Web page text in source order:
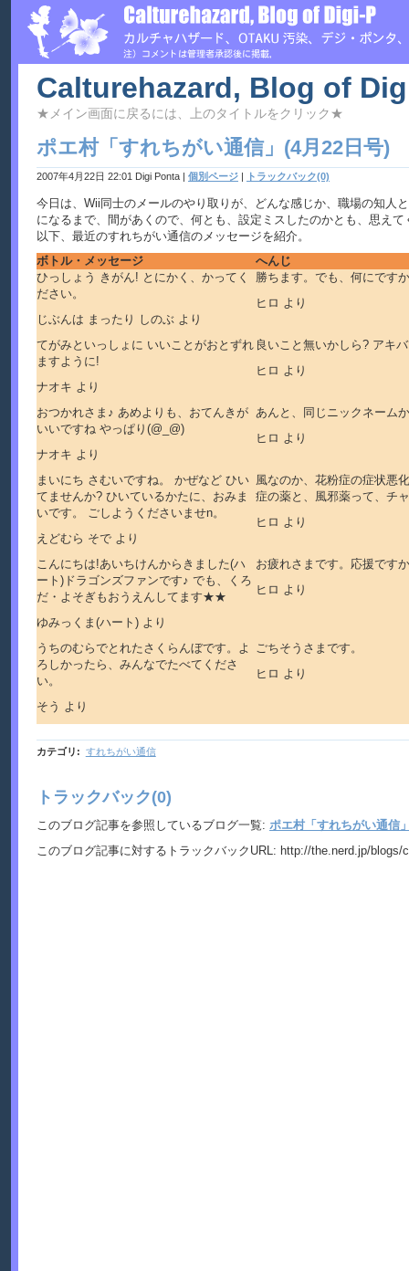
Calturehazard, Blog of
★メイン画面に戻るには、上のタイトルをクリック★
ポエ村「すれちがい通信」(4月22日号)
2007年4月22日 22:01 Digi Ponta | 個別ページ | トラックバック(0)
今日は、Wii同士のメールのやり取りが、どんな感じか、職場の知人
になるまで、間があくので、何とも、設定ミスしたのかとも、思えて
以下、最近のすれちがい通信のメッセージを紹介。
ボトル・メッセージ
へんじ
ひっしょう きがん! とにかく、かってく
ださい。
じぶんは まったり しのぶ より
勝ちます。でも、何にです
ヒロ より
てがみといっしょに いいことがおとずれ
ますように!
ナオキ より
良いこと無いかしら? アキ
ヒロ より
おつかれさま♪ あめよりも、おてんきが
いいですね やっぱり(@_@)
ナオキ より
あんと、同じニックネーム
ヒロ より
まいにち さむいですね。 かぜなど ひい
てませんか? ひいているかたに、おみま
いです。 ごしようくださいませn。
えどむら そで より
風なのか、花粉症の症状悪
症の薬と、風邪薬って、チ
ヒロ より
こんにちは!あいちけんからきました(ハ
ート)ドラゴンズファンです♪ でも、くろ
だ・よそぎもおうえんしてます★★
ゆみっくま(ハート) より
お疲れさまです。応援です
ヒロ より
うちのむらでとれたさくらんぼです。よ
ろしかったら、みんなでたべてくださ
い。
そう より
ごちそうさまです。
ヒロ より
カテゴリ : すれちがい通信
トラックバック(0)
このブログ記事を参照しているブログ一覧: ポエ村「すれちがい通信
このブログ記事に対するトラックバックURL: http://the.nerd.jp/blogs/